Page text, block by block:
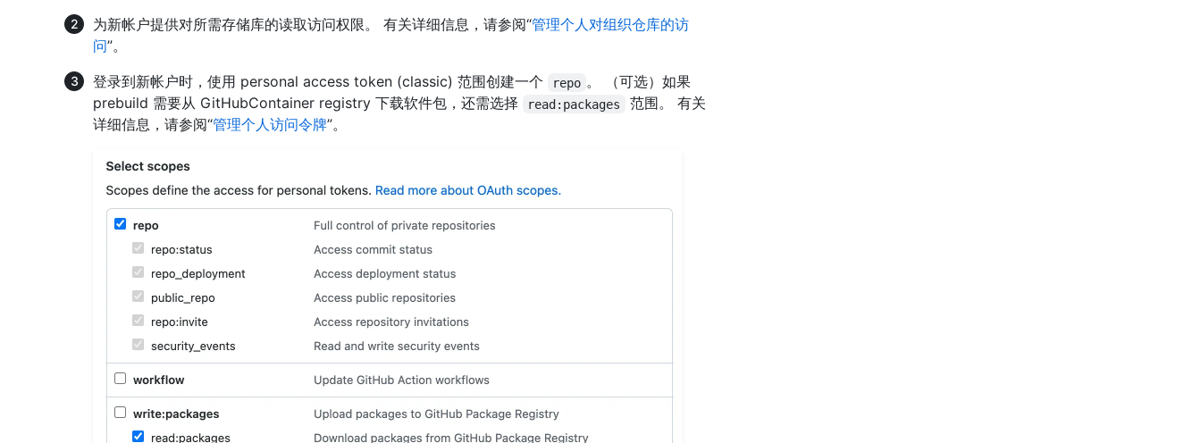
为新帐户提供对所需存储库的读取访问权限。 有关详细信息，请参阅“管理个人对组织仓库的访
问”。
登录到新帐户时，使用 personal access token (classic) 范围创建一个
repo 。 （可选）如果
prebuild 需要从 GitHubContainer registry 下载软件包，还需选择
read:packages
范围。 有关
详细信息，请参阅“管理个人访问令牌”。